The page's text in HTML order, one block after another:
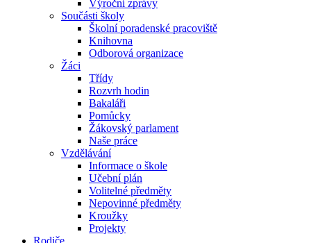
Výroční zprávy
Součásti školy
Školní poradenské pracoviště
Knihovna
Odborová organizace
Žáci
Třídy
Rozvrh hodin
Bakaláři
Pomůcky
Žákovský parlament
Naše práce
Vzdělávání
Informace o škole
Učební plán
Volitelné předměty
Nepovinné předměty
Kroužky
Projekty
Rodiče